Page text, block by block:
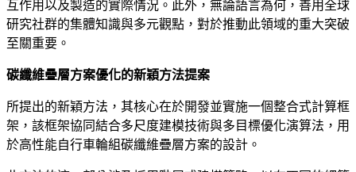
互作用以及製造的實際情況。此外，無論語言為何，善用全球
研究社群的集體知識與多元觀點，對於推動此領域的重大突破
至關重要。
碳纖維疊層方案優化的新穎方法提案
所提出的新穎方法，其核心在於開發並實施一個整合式計算框
架，該框架協同結合多尺度建模技術與多目標優化演算法，用
於高性能自行車輪組碳纖維疊層方案的設計。